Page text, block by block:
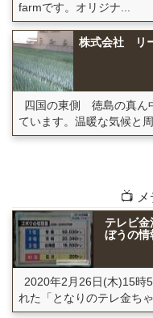
farmです。オリジナ...
株式会社 リ
四国の東側 徳島の真ん
ています。温暖な気候と
📺
テレビ
ぼうの情
2020年2月26日(木)15時
れた「となりのテレ金ちゃ